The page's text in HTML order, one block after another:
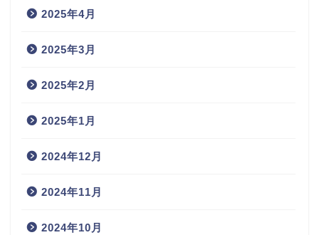
2025年4月
2025年3月
2025年2月
2025年1月
2024年12月
2024年11月
2024年10月